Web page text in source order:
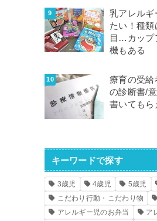
乳アレルギ
たい！種類
目…カップ
機もある
療育の受給
の診断書/
書いてもら
キーワードで探す
3歳児 4歳児 5歳児
こだわり行動・こだわり物
アレルギー児のお弁当
ア